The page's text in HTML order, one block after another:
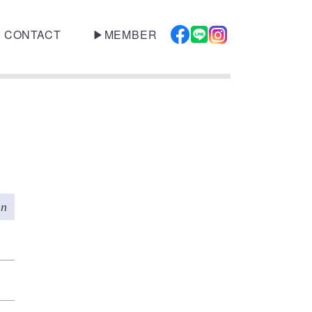
CONTACT ▶︎MEMBER